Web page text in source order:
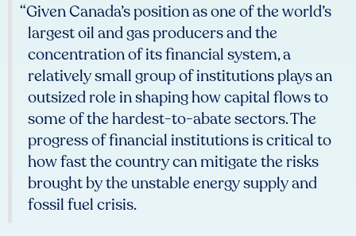
“Given Canada’s position as one of the world’s
largest oil and gas producers and the
concentration of its financial system, a
relatively small group of institutions plays an
outsized role in shaping how capital flows to
some of the hardest-to-abate sectors. The
progress of financial institutions is critical to
how fast the country can mitigate the risks
brought by the unstable energy supply and
fossil fuel crisis.